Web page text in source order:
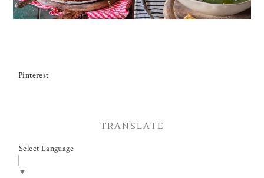
Pinterest
TRANSLATE
Select Language
▼